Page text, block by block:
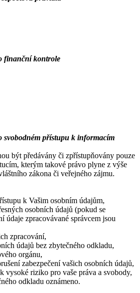
finanční kontrole
svobodném přístupu k informacím
být předávány či zpřístupňovány pouze
kterým takové právo plyne z výše
zákona či veřejného zájmu.
k Vašim osobním údajům,
osobních údajů (pokud se
údaje zpracovávané správcem jsou
zpracování,
údajů bez zbytečného odkladu,
orgánu,
zabezpečení vašich osobních údajů,
vysoké riziko pro vaše práva a svobody,
odkladu oznámeno.